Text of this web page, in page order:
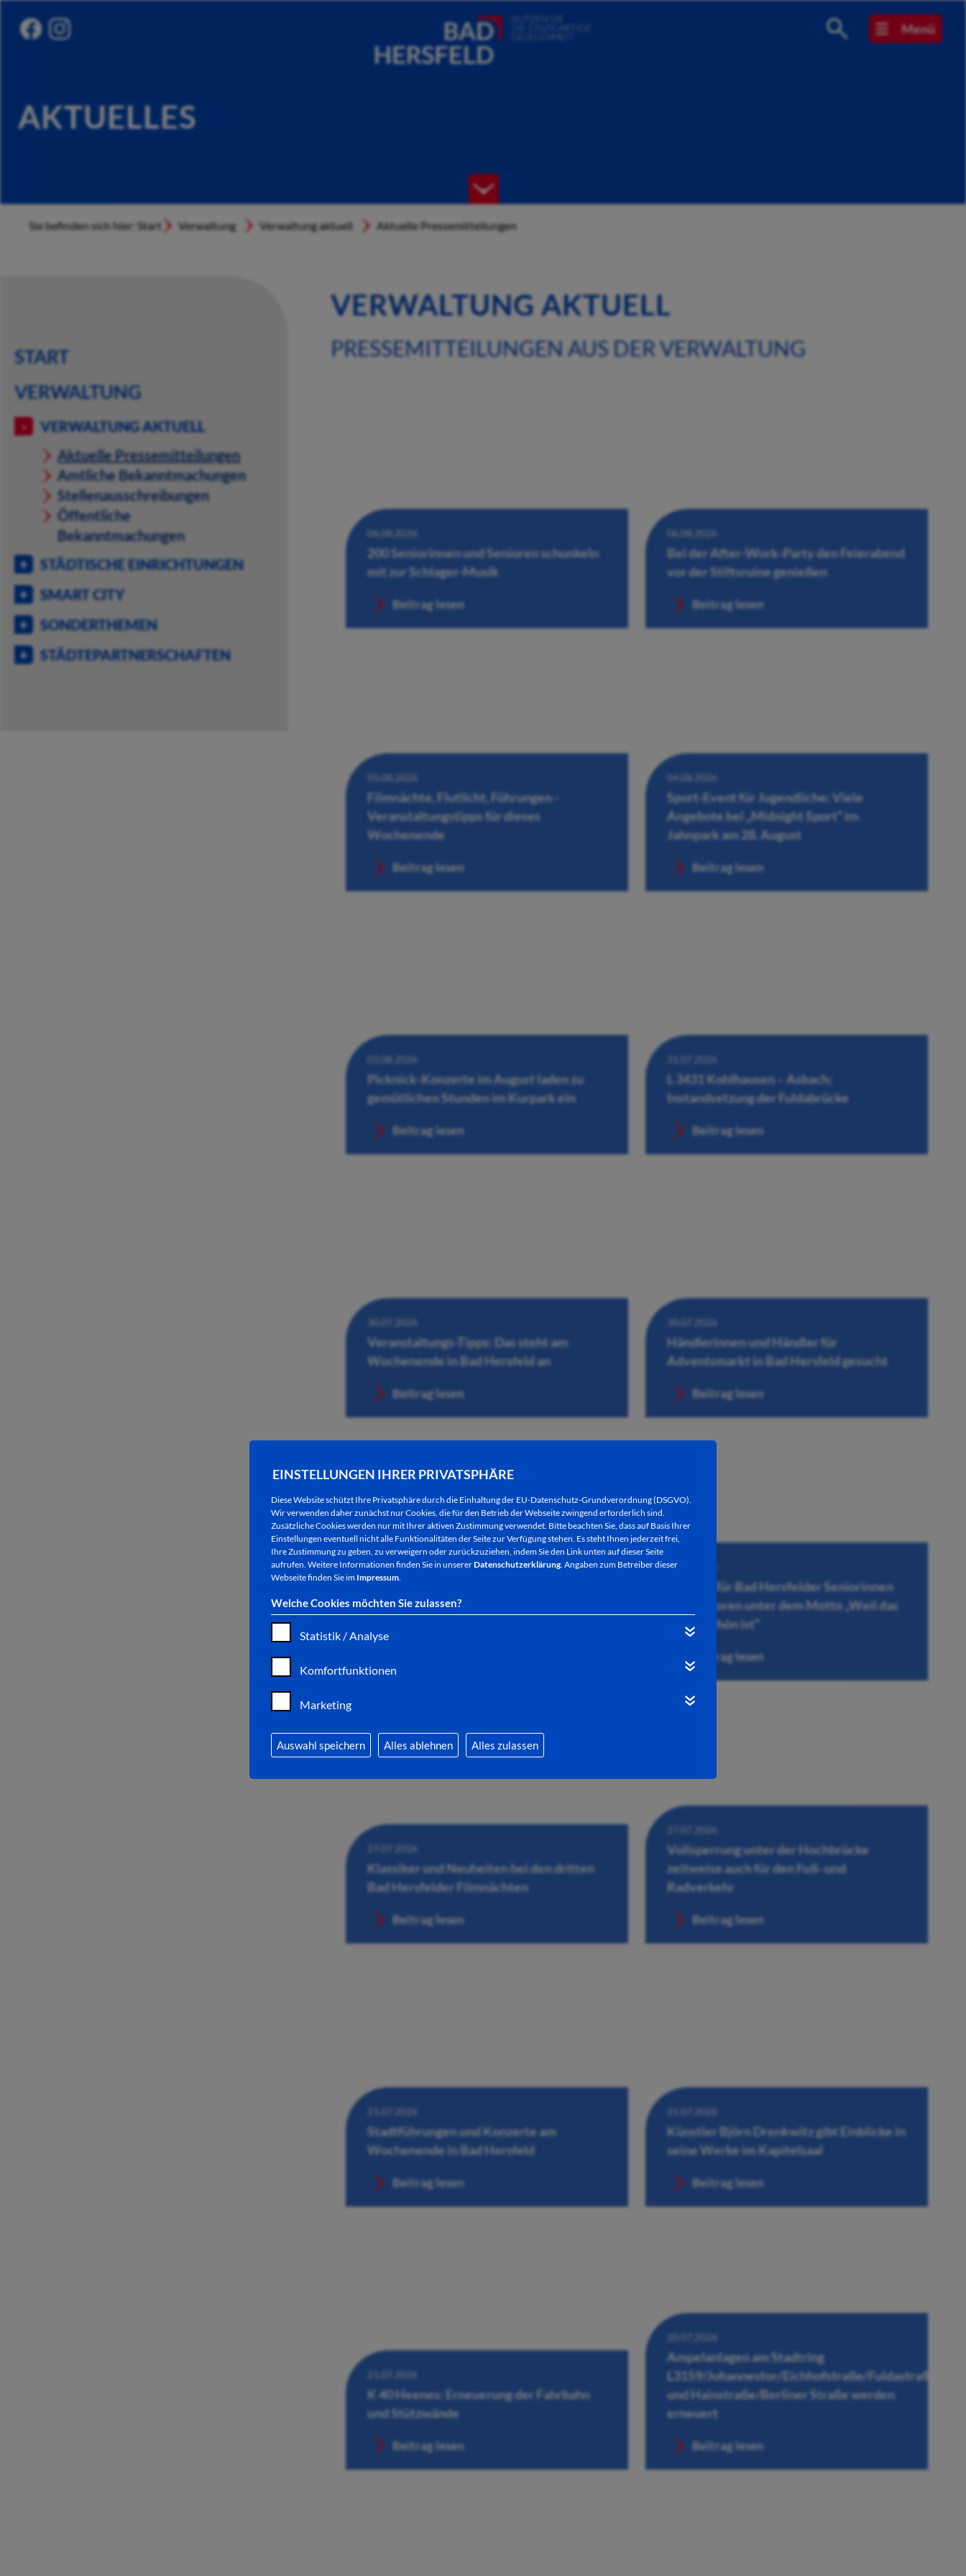
EINSTELLUNGEN IHRER PRIVATSPHÄRE
Diese Website schützt Ihre Privatsphäre durch die Einhaltung der EU-Datenschutz-Grundverordnung (DSGVO).
Wir verwenden daher zunächst nur Cookies, die für den Betrieb der Webseite zwingend erforderlich sind.
Zusätzliche Cookies werden nur mit Ihrer aktiven Zustimmung verwendet. Bitte beachten Sie, dass auf Basis Ihrer
Einstellungen eventuell nicht alle Funktionalitäten der Seite zur Verfügung stehen. Es steht Ihnen jederzeit frei,
Ihre Zustimmung zu geben, zu verweigern oder zurückzuziehen, indem Sie den Link unten auf dieser Seite
aufrufen. Weitere Informationen finden Sie in unsererDatenschutzerklärung. Angaben zum Betreiber dieser
Webseite finden Sie im Impressum.
Welche Cookies möchten Sie zulassen?
Statistik / Analyse
Komfortfunktionen
Marketing
Auswahl speichern Alles ablehnen Alles zulassen
Menü
AKTUELLES
Sie befinden sich hier: Start Verwaltung Verwaltung aktuell Aktuelle Pressemitteilungen
START
VERWALTUNG
VERWALTUNG AKTUELL
Aktuelle Pressemitteilungen
Amtliche Bekanntmachungen
Stellenausschreibungen
Öffentliche
Bekanntmachungen
STÄDTISCHE EINRICHTUNGEN
SMART CITY
SONDERTHEMEN
STÄDTEPARTNERSCHAFTEN
VERWALTUNG AKTUELL
PRESSEMITTEILUNGEN AUS DER VERWALTUNG
06.08.2026
200 Seniorinnen und Senioren schunkeln
mit zur Schlager-Musik
Beitrag lesen
06.08.2026
Bei der After-Work-Party den Feierabend
vor der Stiftsruine genießen
Beitrag lesen
05.08.2026
Filmnächte, Flutlicht, Führungen -
Veranstaltungstipps für dieses
Wochenende
Beitrag lesen
04.08.2026
Sport-Event für Jugendliche: Viele
Angebote bei „Midnight Sport“ im
Jahnpark am 28. August
Beitrag lesen
03.08.2026
Picknick-Konzerte im August laden zu
gemütlichen Stunden im Kurpark ein
Beitrag lesen
31.07.2026
L 3431 Kohlhausen – Asbach:
Instandsetzung der Fuldabrücke
Beitrag lesen
30.07.2026
Veranstaltungs-Tipps: Das steht am
Wochenende in Bad Hersfeld an
Beitrag lesen
30.07.2026
Händlerinnen und Händler für
Adventsmarkt in Bad Hersfeld gesucht
Beitrag lesen
30.07.2026
Künstlerische Performance der aktuellen
Ausstellung „beflügelt“ in der
28.07.2026
Konzert für Bad Hersfelder Seniorinnen
und Senioren unter dem Motto „Weil das
Leben schön ist“
Beitrag lesen
27.07.2026
Klassiker und Neuheiten bei den dritten
Bad Hersfelder Filmnächten
Beitrag lesen
27.07.2026
Vollsperrung unter der Hochbrücke
zeitweise auch für den Fuß- und
Radverkehr
Beitrag lesen
21.07.2026
Stadtführungen und Konzerte am
Wochenende in Bad Hersfeld
Beitrag lesen
21.07.2026
Künstler Björn Drenkwitz gibt Einblicke in
seine Werke im Kapitelsaal
Beitrag lesen
21.07.2026
K 40 Heenes: Erneuerung der Fahrbahn
und Stützwände
Beitrag lesen
20.07.2026
Ampelanlagen am Stadtring
L3159/Johannestor/Eichhofstraße/Fuldastraße
und Hainstraße/Berliner Straße werden
erneuert
Beitrag lesen